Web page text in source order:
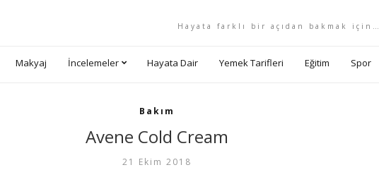
Hayata farklı bir açıdan bakmak için…
Makyaj İncelemeler Hayata Dair Yemek Tarifleri Eğitim Spor
Bakım
Avene Cold Cream
21 Ekim 2018